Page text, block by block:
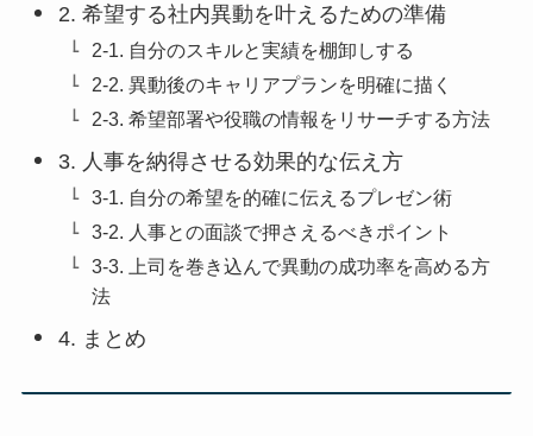
2. 希望する社内異動を叶えるための準備
2-1. 自分のスキルと実績を棚卸しする
2-2. 異動後のキャリアプランを明確に描く
2-3. 希望部署や役職の情報をリサーチする方法
3. 人事を納得させる効果的な伝え方
3-1. 自分の希望を的確に伝えるプレゼン術
3-2. 人事との面談で押さえるべきポイント
3-3. 上司を巻き込んで異動の成功率を高める方
法
4. まとめ